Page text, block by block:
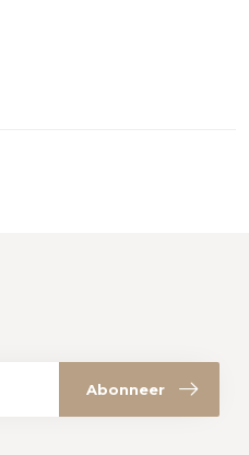
Abonneer